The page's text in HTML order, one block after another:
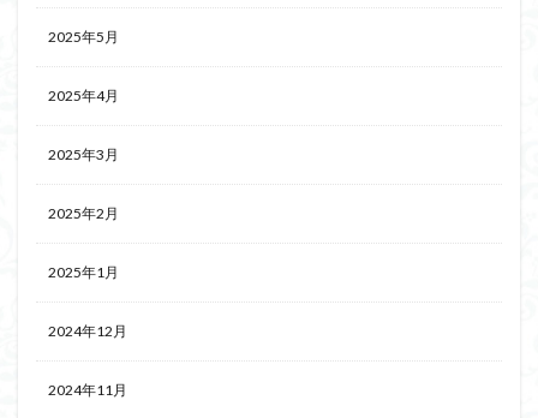
2025年5月
2025年4月
2025年3月
2025年2月
2025年1月
2024年12月
2024年11月